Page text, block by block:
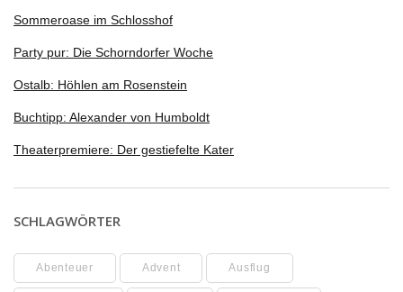
Sommeroase im Schlosshof
Party pur: Die Schorndorfer Woche
Ostalb: Höhlen am Rosenstein
Buchtipp: Alexander von Humboldt
Theaterpremiere: Der gestiefelte Kater
SCHLAGWÖRTER
Abenteuer Advent Ausflug